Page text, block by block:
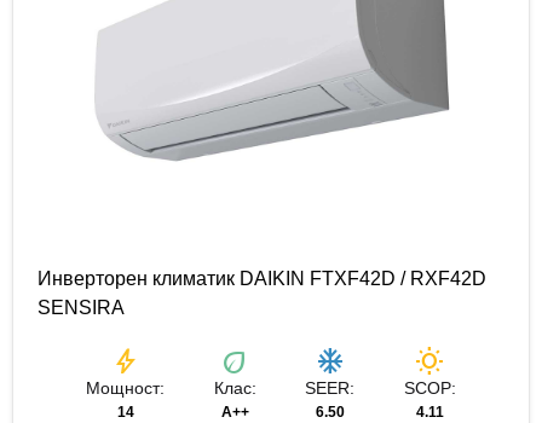
Инверторен климатик DAIKIN FTXF42D / RXF42D
SENSIRA
bolt
Мощност:
14
eco
Клас:
A++
ac_unit
SEER:
6.50
wb_sunny
SCOP:
4.11